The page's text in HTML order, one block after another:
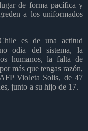
de forma pacífica y
a los uniformados
es de una actitud
odia del sistema, la
humanos, la falta de
más que tengas razón,
Violeta Solis, de 47
junto a su hijo de 17.